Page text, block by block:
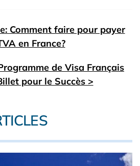
Comment faire pour payer
en France?
de Visa Français
pour le Succès >